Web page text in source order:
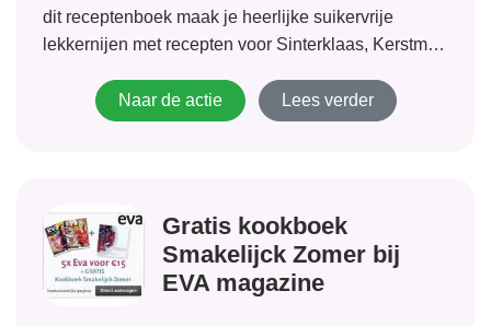
dit receptenboek maak je heerlijke suikervrije
lekkernijen met recepten voor Sinterklaas, Kerstmis
Naar de actie
Lees verder
Gratis kookboek
Smakelijck Zomer bij
EVA magazine